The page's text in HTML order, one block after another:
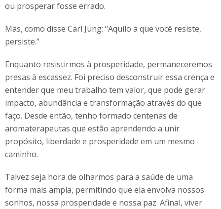
ou prosperar fosse errado.
Mas, como disse Carl Jung: “Aquilo a que você resiste,
persiste.”
Enquanto resistirmos à prosperidade, permaneceremos
presas à escassez. Foi preciso desconstruir essa crença e
entender que meu trabalho tem valor, que pode gerar
impacto, abundância e transformação através do que
faço. Desde então, tenho formado centenas de
aromaterapeutas que estão aprendendo a unir
propósito, liberdade e prosperidade em um mesmo
caminho.
Talvez seja hora de olharmos para a saúde de uma
forma mais ampla, permitindo que ela envolva nossos
sonhos, nossa prosperidade e nossa paz. Afinal, viver